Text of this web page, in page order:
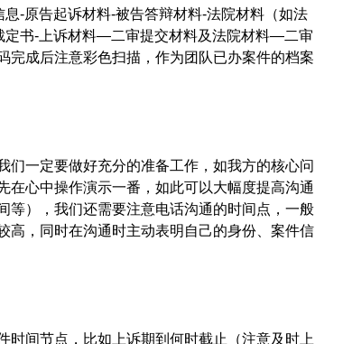
-原告起诉材料-被告答辩材料-法院材料（如法
定书-上诉材料—二审提交材料及法院材料—二审
完成后注意彩色扫描，作为团队已办案件的档案
们一定要做好充分的准备工作，如我方的核心问
在心中操作演示一番，如此可以大幅度提高沟通
等），我们还需要注意电话沟通的时间点，一般
高，同时在沟通时主动表明自己的身份、案件信
时间节点，比如上诉期到何时截止（注意及时上